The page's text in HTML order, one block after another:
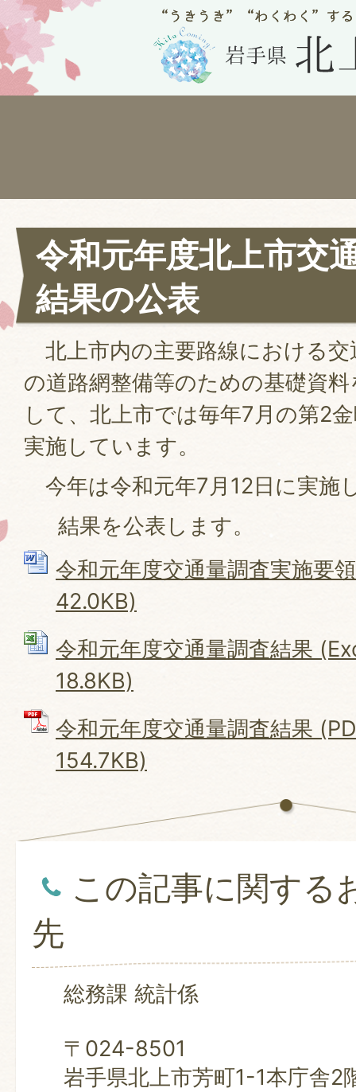
令和元年度北上市交
結果の公表
北上市内の主要路線における交
の道路網整備等のための基礎資
して、北上市では毎年7月の第2
実施しています。
今年は令和元年7月12日に実施
結果を公表します。
令和元年度交通量調査実施要
42.0KB)
令和元年度交通量調査結果
18.8KB)
令和元年度交通量調査結果
154.7KB)
この記事に関する
先
総務課 統計係
〒024-8501
岩手県北上市芳町1-1本庁舎2